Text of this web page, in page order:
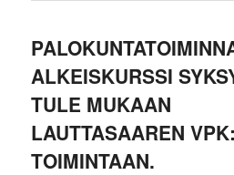
ALKEISKURSSI
TULE MUKAAN
LAUTTASAAREN
TOIMINTAAN.